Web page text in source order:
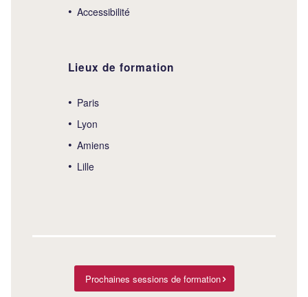
Accessibilité
Lieux de formation
Paris
Lyon
Amiens
Lille
Prochaines sessions de formation